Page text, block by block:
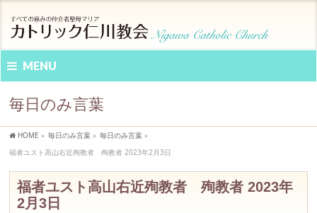
MENU
毎日のみ言葉
HOME » 毎日のみ言葉 » 毎日のみ言葉 »
福者ユスト高山右近殉教者 殉教者 2023年2月3日
福者ユスト高山右近殉教者 殉教者 2023年
2月3日